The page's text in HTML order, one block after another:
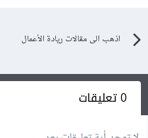
اذهب الى مقالات ريادة الأعمال
0 تعليقات